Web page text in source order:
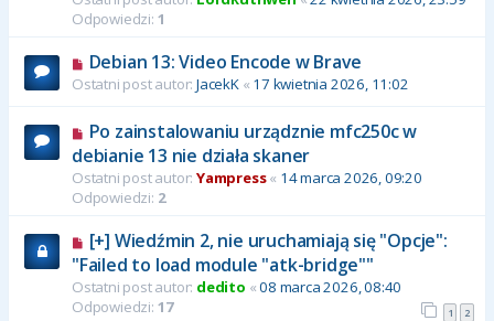
Odpowiedzi: 1
Debian 13: Video Encode w Brave
Ostatni post autor: JacekK« 17 kwietnia 2026, 11:02
Po zainstalowaniu urządznie mfc250c w
debianie 13 nie działa skaner
Ostatni post autor: Yampress« 14 marca 2026, 09:20
Odpowiedzi: 2
[+] Wiedźmin 2, nie uruchamiają się "Opcje":
"Failed to load module "atk-bridge""
Ostatni post autor: dedito «08 marca 2026, 08:40
Odpowiedzi: 17 1 2